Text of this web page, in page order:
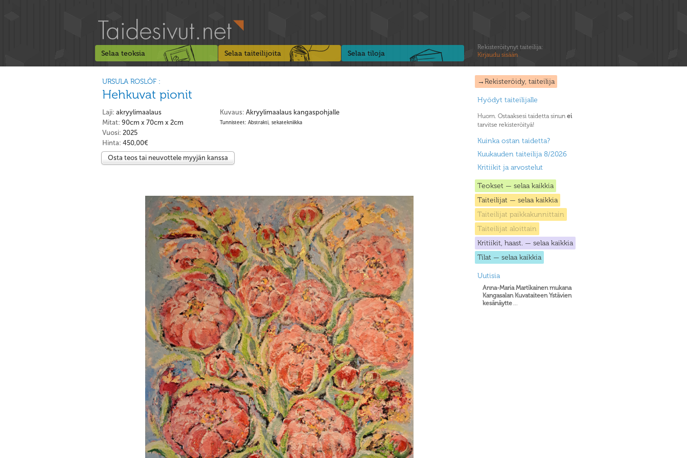
Selaa teoksia Selaa taiteilijoita Selaa tiloja
Rekisteröitynyt taiteilija:
Kirjaudu sisään
→Rekisteröidy, taiteilija
Hyödyt taiteilijalle
Huom. Ostaaksesi taidetta sinun ei
tarvitse rekisteröityä!
Kuinka ostan taidetta?
Kuukauden taiteilija 8/2026
Kritiikit ja arvostelut
Teokset — selaa kaikkia
Taiteilijat — selaa kaikkia
Taiteilijat paikkakunnittain
Taiteilijat aloittain
Kritiikit, haast. — selaa kaikkia
Tilat — selaa kaikkia
Uutisia
Anna-Maria Martikainen mukana
Kangasalan Kuvataiteen Ystävien
kesänäytte...
URSULA ROSLÖF :
Hehkuvat pionit
Kuvaus: Akryylimaalaus kangaspohjalle
Tunnisteet: Abstrakti, sekatekniikka
Laji: akryylimaalaus
Mitat: 90cm x 70cm x 2cm
Vuosi: 2025
Hinta: 450,00€
Osta teos tai neuvottele myyjän kanssa